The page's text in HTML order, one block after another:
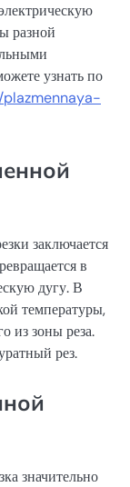
разной
узнать по
заключается
в
дугу. В
температуры,
из зоны реза.
рез.
значительно